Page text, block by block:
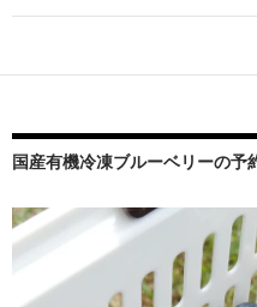
ー
ン
国産有機冷凍ブルーベリーの予